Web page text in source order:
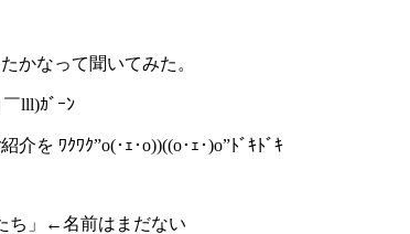
かなって聞いてみた。
lll)ｶﾞｰﾝ
を ﾜｸﾜｸ”o(･ｪ･o))((o･ｪ･)o”ﾄﾞｷﾄﾞｷ
ち」←名前はまだない